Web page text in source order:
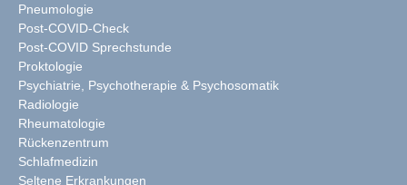
Pneumologie
Post-COVID-Check
Post-COVID Sprechstunde
Proktologie
Psychiatrie, Psychotherapie & Psychosomatik
Radiologie
Rheumatologie
Rückenzentrum
Schlafmedizin
Seltene Erkrankungen